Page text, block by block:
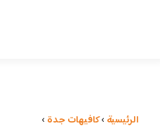
الرئيسية ›كافيهات جدة ›